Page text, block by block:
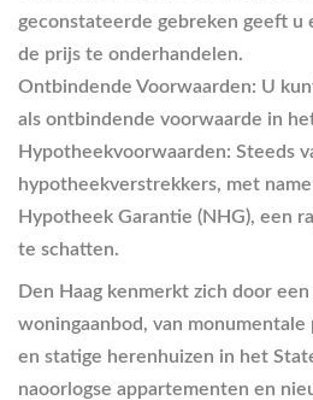
geconstateerde gebreken geeft u
de prijs te onderhandelen.
Ontbindende Voorwaarden: U
als ontbindende voorwaarde in
Hypotheekvoorwaarden: Steeds
hypotheekverstrekkers, met
Hypotheek Garantie (NHG), een
te schatten.
Den Haag kenmerkt zich door
woningaanbod, van
en statige herenhuizen in het
naoorlogse appartementen en